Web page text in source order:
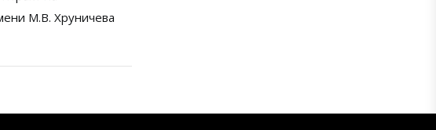
М.В. Хруничева